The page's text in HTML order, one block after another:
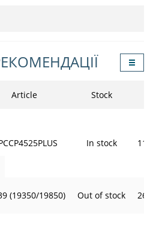
Article Stock
In stock
(19350/19850) Out of stock